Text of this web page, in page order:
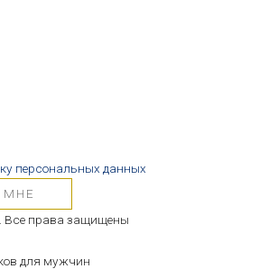
персональных данных
МНЕ
Все права защищены
для мужчин